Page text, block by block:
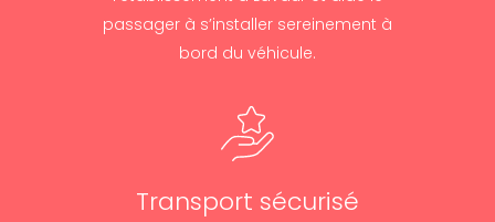
passager à s’installer sereinement à
bord du véhicule.
Transport sécurisé